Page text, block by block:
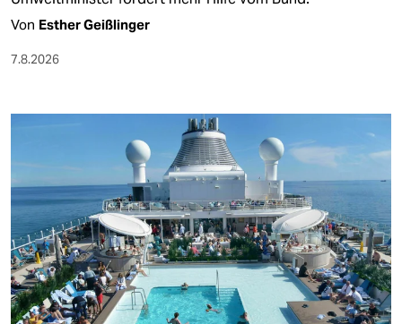
Von Esther Geißlinger
7.8.2026